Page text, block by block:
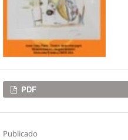
Descargas
PDF
Publicado